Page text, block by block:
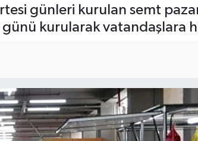
günleri kurulan semt
kurularak vatandaşlara